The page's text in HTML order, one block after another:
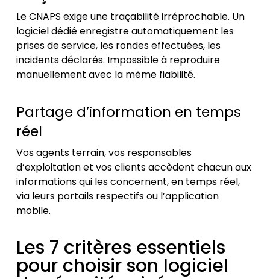
Le CNAPS exige une traçabilité irréprochable. Un
logiciel dédié enregistre automatiquement les
prises de service, les rondes effectuées, les
incidents déclarés. Impossible à reproduire
manuellement avec la même fiabilité.
Partage d’information en temps
réel
Vos agents terrain, vos responsables
d’exploitation et vos clients accèdent chacun aux
informations qui les concernent, en temps réel,
via leurs portails respectifs ou l’application
mobile.
Les 7 critères essentiels
pour choisir son logiciel